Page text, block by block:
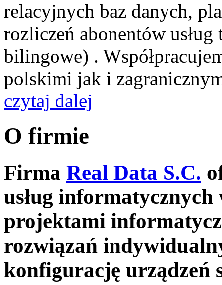
relacyjnych baz danych,
rozliczeń abonentów
bilingowe) .
polskimi jak i
czytaj dalej
O firmie
Firma Real Data S.C.
usług informatycznych
projektami
rozwiązań
konfigurację urządzeń